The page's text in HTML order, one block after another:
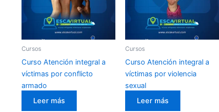
Cursos
Curso Atención integral a
víctimas por conflicto
armado
Leer más
Cursos
Curso Atención integral a
víctimas por violencia
sexual
Leer más